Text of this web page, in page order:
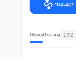
Маршрут
ОбзорОтзывы 192